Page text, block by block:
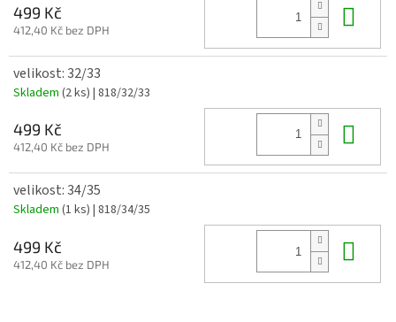
499 Kč
412,40 Kč bez DPH
velikost: 32/33
Skladem (2 ks) | 818/32/33
499 Kč
412,40 Kč bez DPH
velikost: 34/35
Skladem (1 ks) | 818/34/35
499 Kč
412,40 Kč bez DPH